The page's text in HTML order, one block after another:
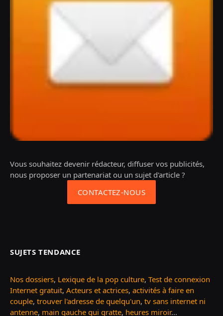
Vous souhaitez devenir rédacteur, diffuser vos publicités,
nous proposer un partenariat ou un sujet d'article ?
CONTACTEZ-NOUS
SUJETS TENDANCE
Nos dossiers, Lexique de la pop culture, Test de connexion
Internet gratuit, Acteurs et actrices, activités à faire en
couple, trouver l'adresse de quelqu'un, tv sans internet ni
antenne, main gauche qui gratte, heures miroir...